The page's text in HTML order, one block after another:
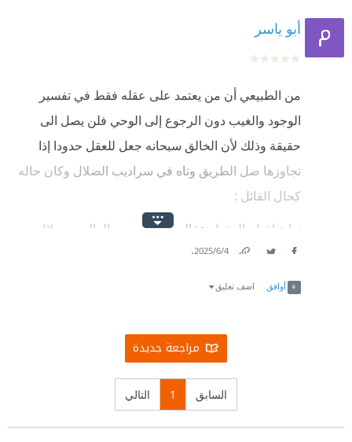
أبو ياسر
من الطبيعي أن من يعتمد على عقله فقط في تفسير
الوجود والغيب دون الرجوع إلى الوحي فلن يصل الى
حقيقة وذلك لأن الخالق سبحانه جعل للعقل حدودا إذا
تجاوزها ضل الطريق وتاه في سراديب الضلال وكان حاله
كحال القائل :
نهاية إقدام العقول عقال ومعظم سير العالمين ضلال
4‏/6‏/2025
.
أوافق اضف تعليق
مراجعة جديدة
السابق 1 التالي